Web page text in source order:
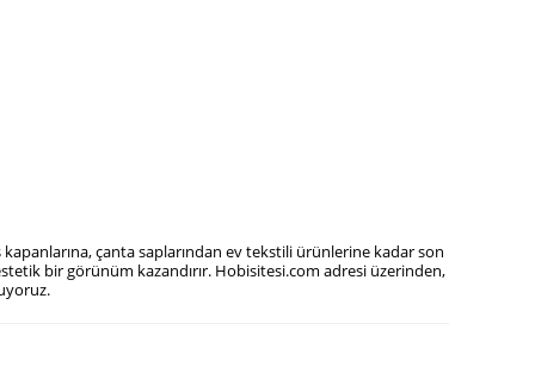
çanta saplarından ev tekstili ürünlerine kadar son
bir görünüm kazandırır. Hobisitesi.com adresi üzerinden,